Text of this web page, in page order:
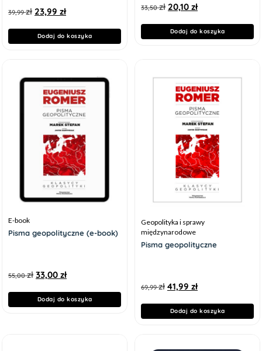
39,99zł 23,99 zł
Dodaj do koszyka
33,50zł 20,10 zł
Dodaj do koszyka
E-book
Pisma geopolityczne (e-book)
55,00zł 33,00 zł
Dodaj do koszyka
Geopolityka i sprawy
międzynarodowe
Pisma geopolityczne
69,99zł 41,99 zł
Dodaj do koszyka